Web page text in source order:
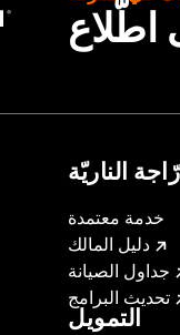
allen wrench and
d.com/warranty
اطّلاع
الناريّة
خدمة معتمدة
دليل المالك
جداول الصيانة
تحديث البرامج
التمويل